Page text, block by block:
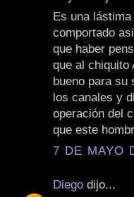
Es una
comportado
que haber
que al chiquito
bueno para su
los canales y
operación del
que este
7 DE MAYO
Diego dijo...